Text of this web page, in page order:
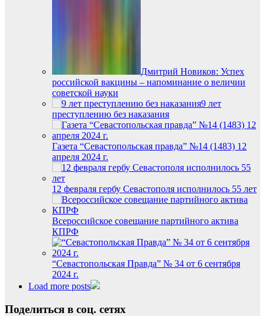
Дмитрий Новиков: Успех
российской вакцины – напоминание о величии
советской науки
9 лет
преступлению без наказания
Газета “Севастопольская правда” №14 (1483) 12
апреля 2024 г.
12 февраля гербу Севастополя исполнилось 55 лет
Всероссийское совещание партийного актива
КПРФ
“Севастопольская Правда” № 34 от 6 сентября
2024 г.
Load more posts
Поделиться в соц. сетях